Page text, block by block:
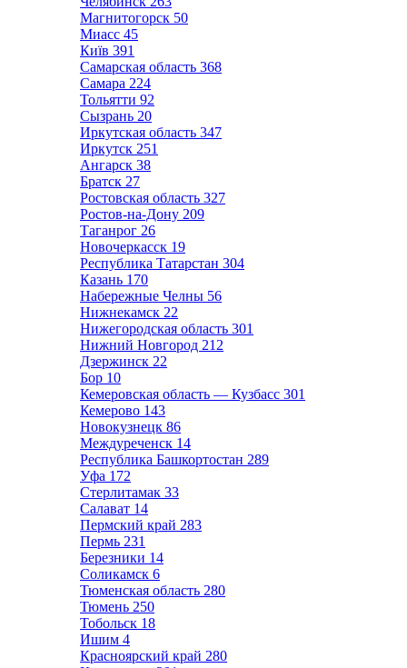
Магнитогорск 50
Миасс 45
Київ 391
Самарская область 368
Самара 224
Тольятти 92
Сызрань 20
Иркутская область 347
Иркутск 251
Ангарск 38
Братск 27
Ростовская область 327
Ростов-на-Дону 209
Таганрог 26
Новочеркасск 19
Республика Татарстан 304
Казань 170
Набережные Челны 56
Нижнекамск 22
Нижегородская область 301
Нижний Новгород 212
Дзержинск 22
Бор 10
Кемеровская область — Кузбасс 301
Кемерово 143
Новокузнецк 86
Междуреченск 14
Республика Башкортостан 289
Уфа 172
Стерлитамак 33
Салават 14
Пермский край 283
Пермь 231
Березники 14
Соликамск 6
Тюменская область 280
Тюмень 250
Тобольск 18
Ишим 4
Красноярский край 280